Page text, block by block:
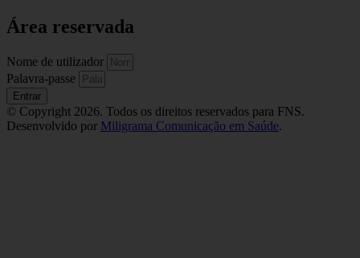
Área reservada
Nome de utilizador
Palavra-passe
Entrar
© Copyright 2026. Todos os direitos reservados para FNS.
Desenvolvido por Miligrama Comunicação em Saúde.